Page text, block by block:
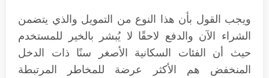
ويجب القول بأن هذا النوع من التمويل والذي يتضمن
الشراء الآن والدفع لاحقًا لا يُبشر بالخير للمستخدم
حيث أن الفئات السكانية الأصغر سنًا ذات الدخل
المنخفض هم الأكثر عرضة للمخاطر المرتبطة